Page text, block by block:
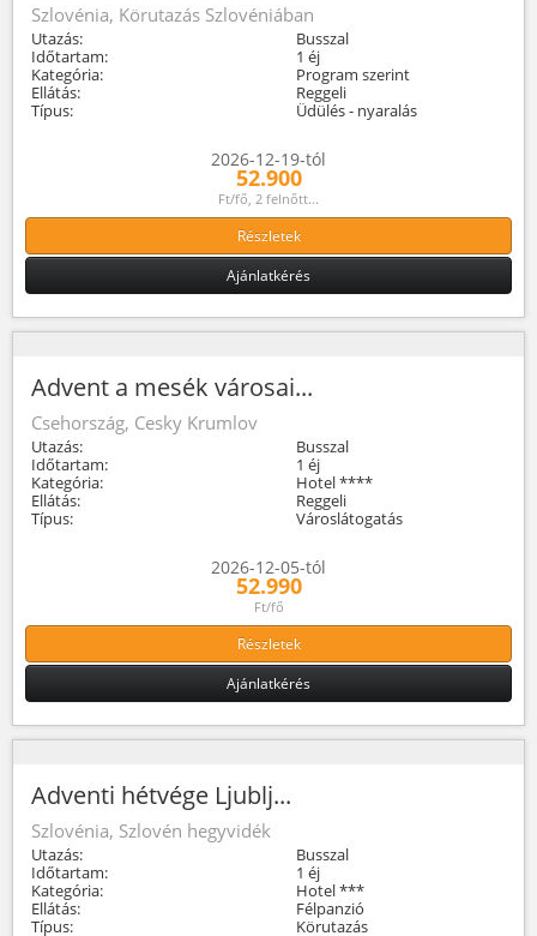
Szlovénia, Körutazás Szlovéniában
Utazás:
Busszal
Időtartam:
1 éj
Kategória:
Program szerint
Ellátás:
Reggeli
Típus:
Üdülés - nyaralás
2026-12-19-tól
52.900
Ft/fő, 2 felnőtt...
Részletek
Ajánlatkérés
Advent a mesék városai...
Csehország, Cesky Krumlov
Utazás:
Busszal
Időtartam:
1 éj
Kategória:
Hotel ****
Ellátás:
Reggeli
Típus:
Városlátogatás
2026-12-05-tól
52.990
Ft/fő
Részletek
Ajánlatkérés
Adventi hétvége Ljublj...
Szlovénia, Szlovén hegyvidék
Utazás:
Busszal
Időtartam:
1 éj
Kategória:
Hotel ***
Ellátás:
Félpanzió
Típus:
Körutazás